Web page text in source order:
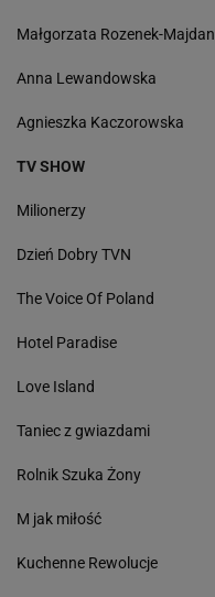
Małgorzata Rozenek-Majdan
Anna Lewandowska
Agnieszka Kaczorowska
TV SHOW
Milionerzy
Dzień Dobry TVN
The Voice Of Poland
Hotel Paradise
Love Island
Taniec z gwiazdami
Rolnik Szuka Żony
M jak miłość
Kuchenne Rewolucje